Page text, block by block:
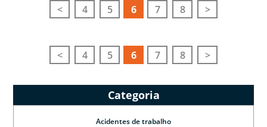
< 4 5 6 7 8 >
< 4 5 6 7 8 >
Categoria
Acidentes de trabalho